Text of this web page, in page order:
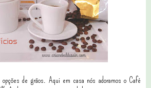
de grãos. Aqui em casa nós adoramos o Café